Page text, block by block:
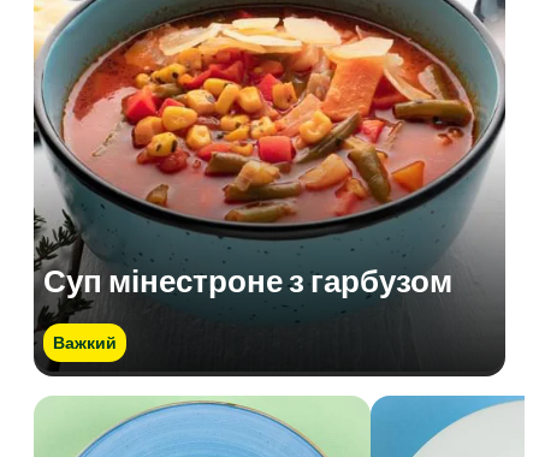
Суп мінестроне з гарбузом
Важкий